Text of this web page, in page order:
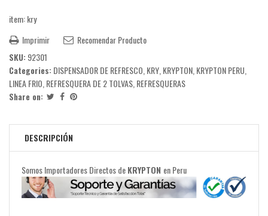
item: kry
Imprimir
Recomendar Producto
SKU: 92301
Categories: DISPENSADOR DE REFRESCO,KRY,KRYPTON,KRYPTON PERU,
LINEA FRIO,REFRESQUERA DE 2 TOLVAS,REFRESQUERAS
Share on:
DESCRIPCIÓN
Somos Importadores Directos deKRYPTON en Peru